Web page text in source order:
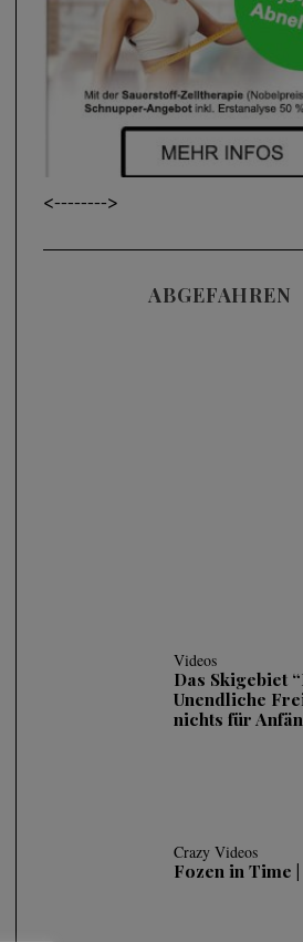
<-------->
ABGEFAHREN
Videos
Das Skigebiet
Unendliche
nichts für
Crazy Videos
Fozen in Time